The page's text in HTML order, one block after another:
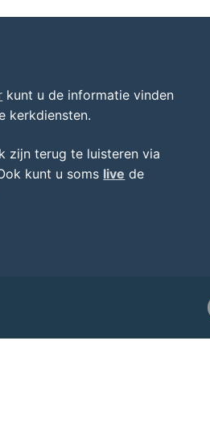
kunt u de informatie vinden
kerkdiensten.
zijn terug te luisteren via
kunt u soms live de